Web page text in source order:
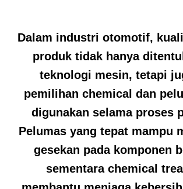
Dalam industri otomotif,
produk tidak hanya
teknologi mesin, tetapi
pemilihan chemical dan
digunakan selama proses
Pelumas yang tepat mampu
gesekan pada komponen
sementara chemical